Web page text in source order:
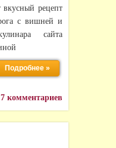
рецепт
с вишней и
сайта
Подробнее »
7 комментариев